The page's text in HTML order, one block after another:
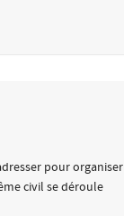
pour organiser
civil se déroule